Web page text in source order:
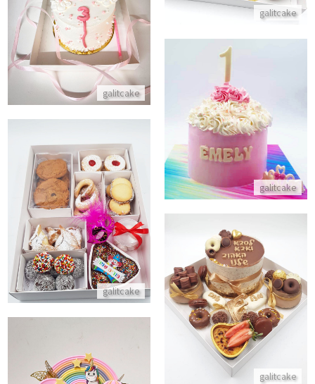
galitcake
galitcake
עוגת בנטו מתוקה
התקשר/י
galitcake
סמאש קייק
התקשר/י
galitcake
מארז מתוק לפורים
התקשר/י
galitcake
מארז מתוק לאבא
התקשר/י